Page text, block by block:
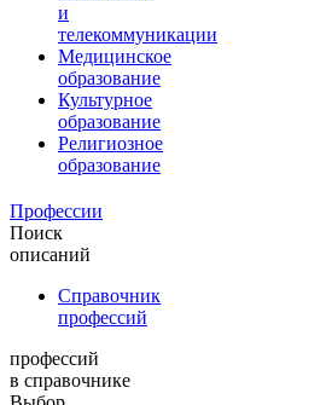
и
телекоммуникации
Медицинское
образование
Культурное
образование
Религиозное
образование
Профессии
Поиск
описаний
Справочник
профессий
профессий
в справочнике